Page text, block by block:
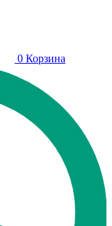
0 Корзина